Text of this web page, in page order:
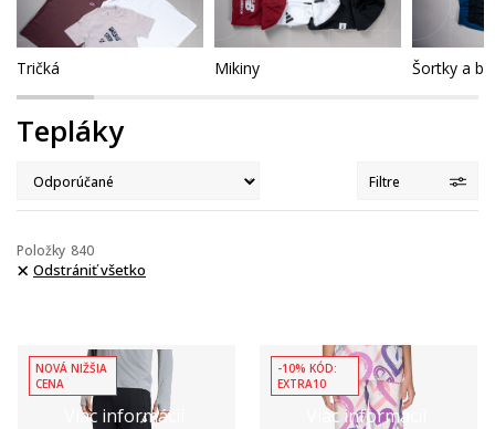
Tričká Mikiny Šortky a
Tepláky
Filtre
840
Položky
Odstrániť všetko
Viac informácií
NOVÁ NIŽŠIA
CENA
Viac informácií
-10% KÓD:
EXTRA10